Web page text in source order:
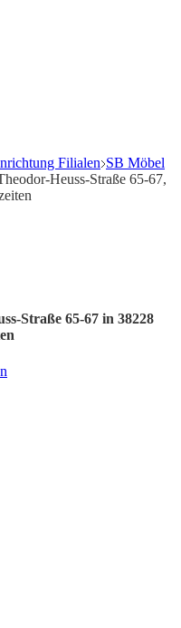
Filialen SB Möbel
Heuss-Straße 65-67,
Straße 65-67 in 38228